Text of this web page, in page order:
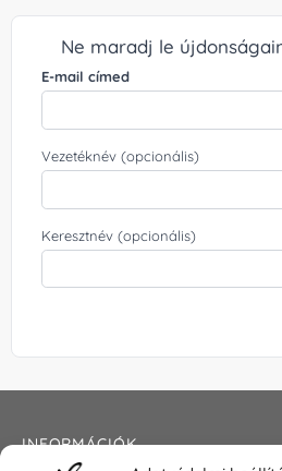
Ne maradj le
E-mail címed
Vezetéknév (opcionális)
Keresztnév (opcionális)
INFORMÁCIÓK